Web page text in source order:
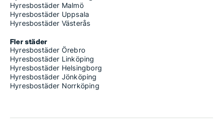
Hyresbostäder Malmö
Hyresbostäder Uppsala
Hyresbostäder Västerås
Fler städer
Hyresbostäder Örebro
Hyresbostäder Linköping
Hyresbostäder Helsingborg
Hyresbostäder Jönköping
Hyresbostäder Norrköping